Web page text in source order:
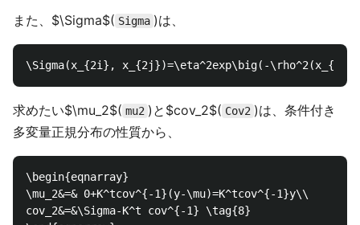
また、$\Sigma$( Sigma )は、
求めたい$\mu_2$( mu2 )と$cov_2$( Cov2 )は、条件付き
多変量正規分布の性質から、
\begin{eqnarray}
\mu_2&=& 0+K^tcov^{-1}(y-\mu)=K^tcov^{-1}y\\
cov_2&=&\Sigma-K^t cov^{-1} \tag{8}